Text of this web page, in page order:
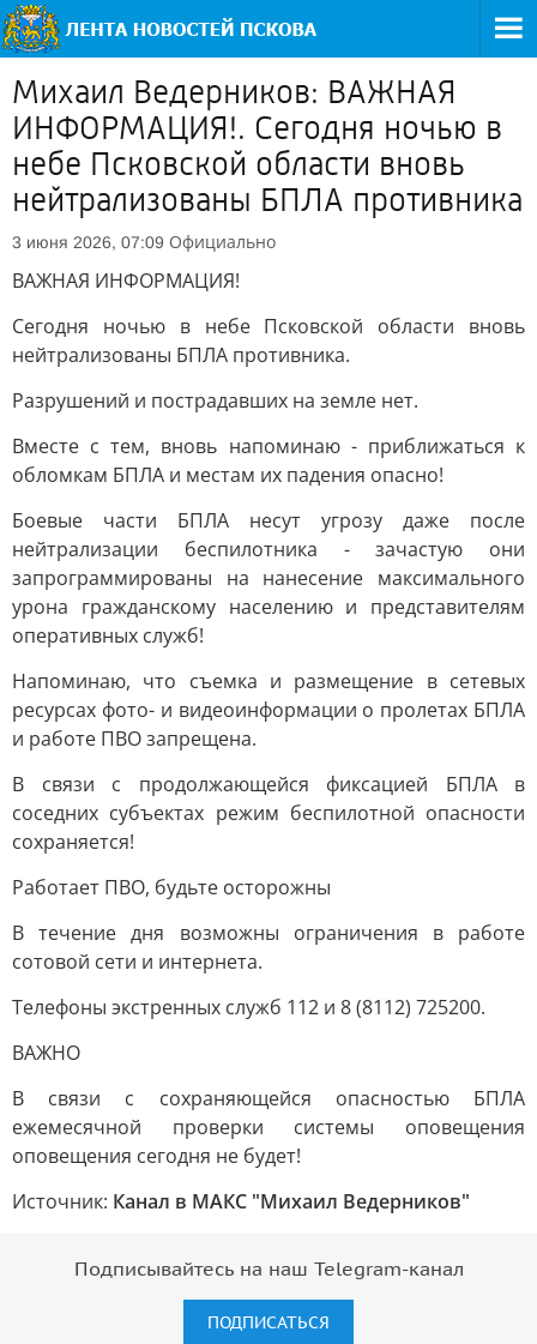
Михаил Ведерников: ВАЖНАЯ
ИНФОРМАЦИЯ!. Сегодня ночью в
небе Псковской области вновь
нейтрализованы БПЛА противника
3 июня 2026, 07:09 Официально
ВАЖНАЯ ИНФОРМАЦИЯ!
Сегодня ночью в небе Псковской области вновь
нейтрализованы БПЛА противника.
Разрушений и пострадавших на земле нет.
Вместе с тем, вновь напоминаю - приближаться к
обломкам БПЛА и местам их падения опасно!
Боевые части БПЛА несут угрозу даже после
нейтрализации беспилотника - зачастую они
запрограммированы на нанесение максимального
урона гражданскому населению и представителям
оперативных служб!
Напоминаю, что съемка и размещение в сетевых
ресурсах фото- и видеоинформации о пролетах БПЛА
и работе ПВО запрещена.
В связи с продолжающейся фиксацией БПЛА в
соседних субъектах режим беспилотной опасности
сохраняется!
Работает ПВО, будьте осторожны
В течение дня возможны ограничения в работе
сотовой сети и интернета.
Телефоны экстренных служб 112 и 8 (8112) 725200.
ВАЖНО
В связи с сохраняющейся опасностью БПЛА
ежемесячной проверки системы оповещения
оповещения сегодня не будет!
Источник: Канал в МАКС "Михаил Ведерников"
Подписывайтесь на наш Telegram-канал
ПОДПИСАТЬСЯ